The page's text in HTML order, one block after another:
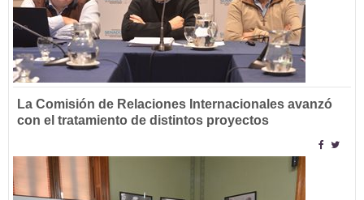
La Comisión de Relaciones Internacionales avanzó
con el tratamiento de distintos proyectos